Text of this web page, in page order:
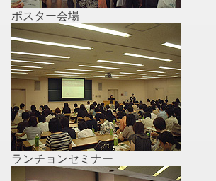
ポスター会場
ランチョンセミナー